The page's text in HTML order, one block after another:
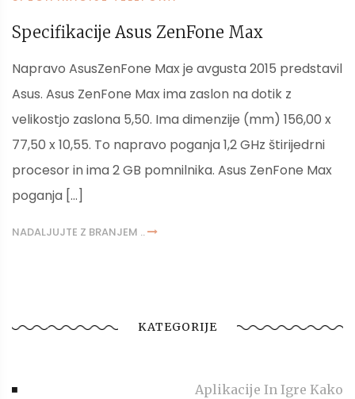
Specifikacije Asus ZenFone Max
Napravo AsusZenFone Max je avgusta 2015 predstavil
Asus. Asus ZenFone Max ima zaslon na dotik z
velikostjo zaslona 5,50. Ima dimenzije (mm) 156,00 x
77,50 x 10,55. To napravo poganja 1,2 GHz štirijedrni
procesor in ima 2 GB pomnilnika. Asus ZenFone Max
poganja […]
NADALJUJTE Z BRANJEM ..
KATEGORIJE
Aplikacije In Igre Kako